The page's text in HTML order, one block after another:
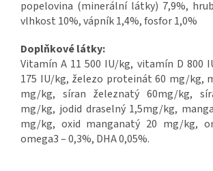
popelovina (minerální látky) 7,9%,
vlhkost 10%, vápník 1,4%, fosfor 1,0%
Doplňkové látky:
Vitamín A 11 500 IU/kg, vitamín D 800
175 IU/kg, železo proteinát 60 mg/kg,
mg/kg, síran železnatý 60mg/kg,
mg/kg, jodid draselný 1,5mg/kg,
mg/kg, oxid manganatý 20 mg/kg,
omega3 – 0,3%, DHA 0,05%.